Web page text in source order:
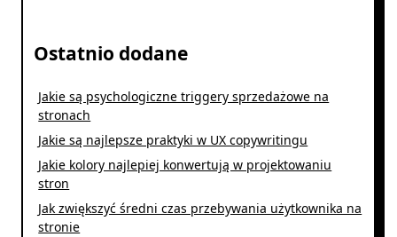
Ostatnio dodane
Jakie są psychologiczne triggery sprzedażowe na
stronach
Jakie są najlepsze praktyki w UX copywritingu
Jakie kolory najlepiej konwertują w projektowaniu
stron
Jak zwiększyć średni czas przebywania użytkownika na
stronie